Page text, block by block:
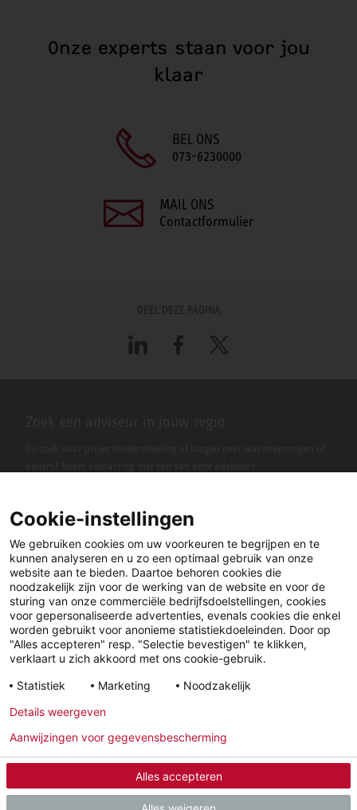
Onze experts staan voor jou
klaar
BEL ONS
073-6230000
MAIL ONS
Contactformulier
DEEL DEZE PAGINA
LinkedIn FacebookX
informatie Voorwaarden
LinkedIn Facebook X
YouTube Instagram
© 2026 - STIEBEL ELTRON GmbH & Co. KG (DE)
Cookie-instellingen
We gebruiken cookies om uw voorkeuren te begrijpen en te
kunnen analyseren en u zo een optimaal gebruik van onze
website aan te bieden. Daartoe behoren cookies die
noodzakelijk zijn voor de werking van de website en voor de
sturing van onze commerciële bedrijfsdoelstellingen, cookies
voor gepersonaliseerde advertenties, evenals cookies die enkel
worden gebruikt voor anonieme statistiekdoeleinden. Door op
"Alles accepteren" resp. "Selectie bevestigen" te klikken,
verklaart u zich akkoord met ons cookie-gebruik.
Statistiek
Marketing Noodzakelijk
Alles accepteren
Details weergeven
Aanwijzingen voor gegevensbescherming